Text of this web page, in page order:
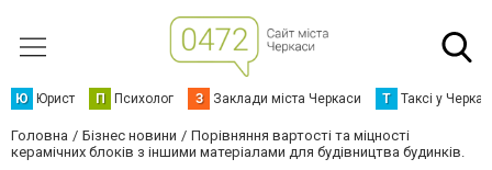
Ю Юрист П Психолог З Заклади міста Черкаси Т Таксі у
Головна Бізнес новини
Порівняння вартості та міцності
керамічних блоків з іншими матеріалами для будівництва будинків.